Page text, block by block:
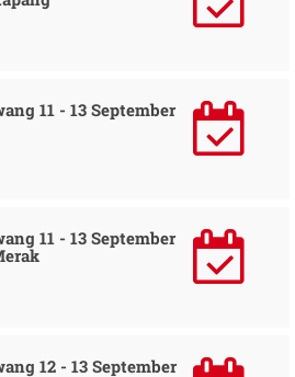
11 - 13 September
11 - 13 September
12 - 13 September